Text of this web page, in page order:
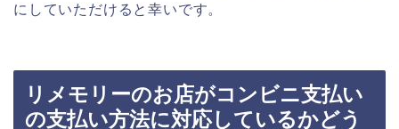
にしていただけると幸いです。
リメモリーのお店がコンビニ支払い
の支払い方法に対応しているかどう